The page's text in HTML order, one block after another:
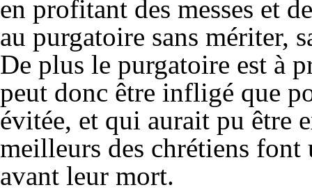
en profitant des messes et
au purgatoire sans mériter,
De plus le purgatoire est à
peut donc être infligé que
évitée, et qui aurait pu être
meilleurs des chrétiens
avant leur mort.